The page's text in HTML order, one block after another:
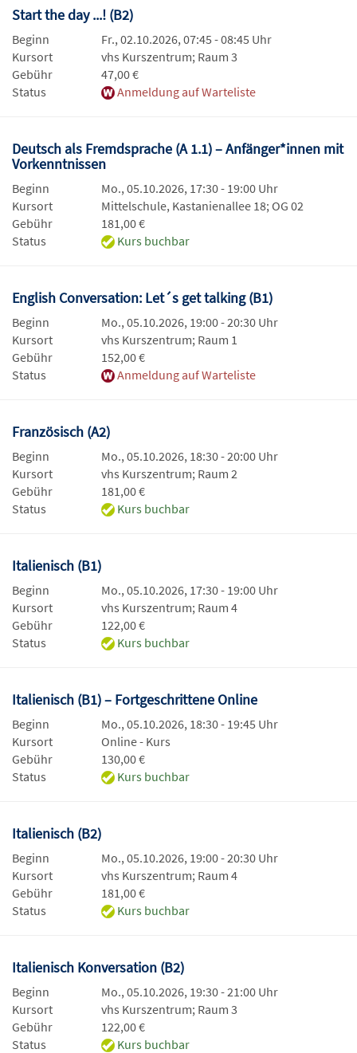
Start the day ...! (B2)
Beginn
Fr., 02.10.2026, 07:45 - 08:45 Uhr
Kursort
vhs Kurszentrum; Raum 3
Gebühr
47,00 €
Status
Anmeldung auf Warteliste
Deutsch als Fremdsprache (A 1.1) – Anfänger*innen mit
Vorkenntnissen
Beginn
Mo., 05.10.2026, 17:30 - 19:00 Uhr
Kursort
Mittelschule, Kastanienallee 18; OG 02
Gebühr
181,00 €
Status
Kurs buchbar
English Conversation: Let´s get talking (B1)
Beginn
Mo., 05.10.2026, 19:00 - 20:30 Uhr
Kursort
vhs Kurszentrum; Raum 1
Gebühr
152,00 €
Status
Anmeldung auf Warteliste
Französisch (A2)
Beginn
Mo., 05.10.2026, 18:30 - 20:00 Uhr
Kursort
vhs Kurszentrum; Raum 2
Gebühr
181,00 €
Status
Kurs buchbar
Italienisch (B1)
Beginn
Mo., 05.10.2026, 17:30 - 19:00 Uhr
Kursort
vhs Kurszentrum; Raum 4
Gebühr
122,00 €
Status
Kurs buchbar
Italienisch (B1) – Fortgeschrittene Online
Beginn
Mo., 05.10.2026, 18:30 - 19:45 Uhr
Kursort
Online - Kurs
Gebühr
130,00 €
Status
Kurs buchbar
Italienisch (B2)
Beginn
Mo., 05.10.2026, 19:00 - 20:30 Uhr
Kursort
vhs Kurszentrum; Raum 4
Gebühr
181,00 €
Status
Kurs buchbar
Italienisch Konversation (B2)
Beginn
Mo., 05.10.2026, 19:30 - 21:00 Uhr
Kursort
vhs Kurszentrum; Raum 3
Gebühr
122,00 €
Status
Kurs buchbar